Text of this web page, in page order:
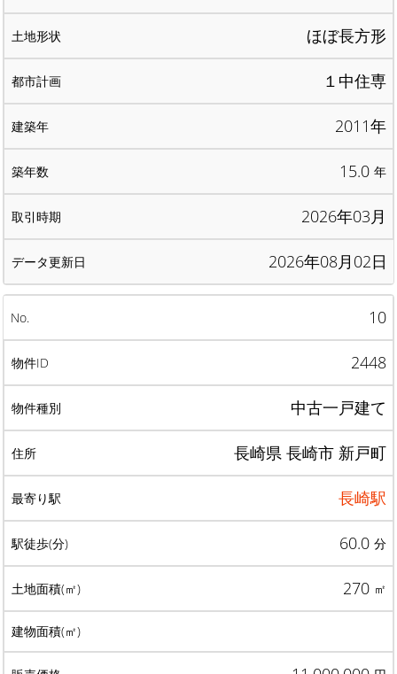
ほぼ長方形
１中住専
2011年
15.0 年
2026年03月
2026年08月02日
10
2448
中古一戸建て
長崎県 長崎市 新戸町
長崎駅
60.0 分
270 ㎡